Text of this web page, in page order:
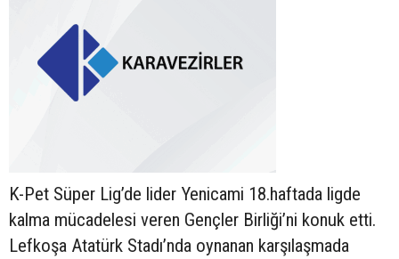
K-Pet Süper Lig’de lider Yenicami 18.haftada ligde
kalma mücadelesi veren Gençler Birliği’ni konuk etti.
Lefkoşa Atatürk Stadı’nda oynanan karşılaşmada